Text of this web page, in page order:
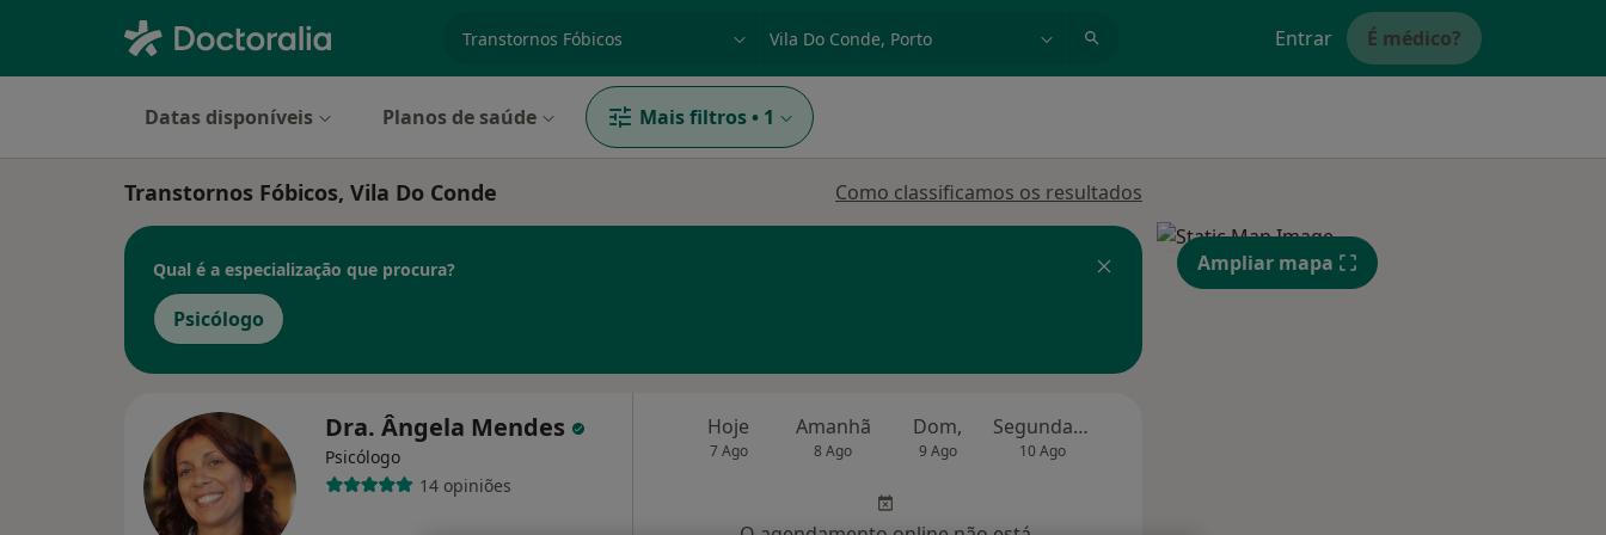
especialidade, doença ou nome Entrar É médico?
Datas disponíveis Planos de saúde Mais filtros • 1
Transtornos Fóbicos, Vila Do Conde Como classificamos os resultados
Qual é a especialização que procura?
Psicólogo
Dra. Ângela Mendes
Psicólogo
14 opiniões
Hoje
7 Ago
Amanhã
8 Ago
Dom,
9 Ago
Segunda-feira
10 Ago
Ampliar mapa